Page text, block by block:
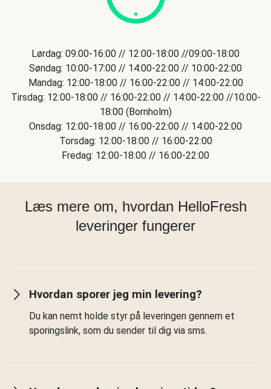
Lørdag: 09:00-16:00 // 12:00-18:00 //09:00-18:00
Søndag: 10:00-17:00 // 14:00-22:00 // 10:00-22:00
Mandag: 12:00-18:00 // 16:00-22:00 // 14:00-22:00
Tirsdag: 12:00-18:00 // 16:00-22:00 // 14:00-22:00 //10:00-
18:00 (Bornholm)
Onsdag: 12:00-18:00 // 16:00-22:00 // 14:00-22:00
Torsdag: 12:00-18:00 // 16:00-22:00
Fredag: 12:00-18:00 // 16:00-22:00
Læs mere om, hvordan HelloFresh
leveringer fungerer
Hvordan sporer jeg min levering?
Du kan nemt holde styr på leveringen gennem et
sporingslink, som du sender til dig via sms.